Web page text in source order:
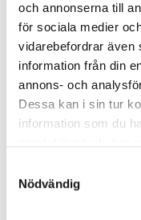
och annonserna till
för sociala medier
vidarebefordrar även
information från din
annons- och
Dessa kan i sin tur
information som du
Nödvändig
garage – vilket
annat: grönytor,
Företaget
Waybler, vilket gör
tillgång till
kopplas ihop med
– När parkeringen
yta, tid och